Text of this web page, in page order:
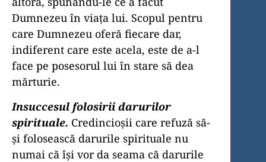
Dumnezeu în viaţa lui. Scopul pentru
care Dumnezeu oferă fiecare dar,
indiferent care este acela, este de a-l
face pe posesorul lui în stare să dea
mărturie.
Insuccesul folosirii darurilor
spirituale. Credincioşii care refuză să-
şi folosească darurile spirituale nu
numai că îşi vor da seama că darurile